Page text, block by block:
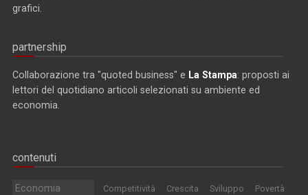
grafici.
partnership
Collaborazione tra "quoted business" e La Stampa: proposti ai
lettori del quotidiano articoli selezionati su ambiente ed
economia.
contenuti
Economia Competitività Crescita Sviluppo Povertà